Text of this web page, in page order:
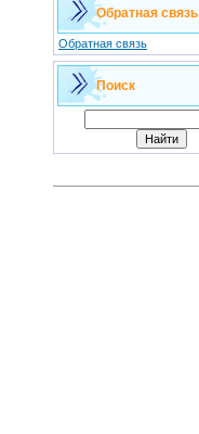
Обратная связь
Обратная связь
Поиск